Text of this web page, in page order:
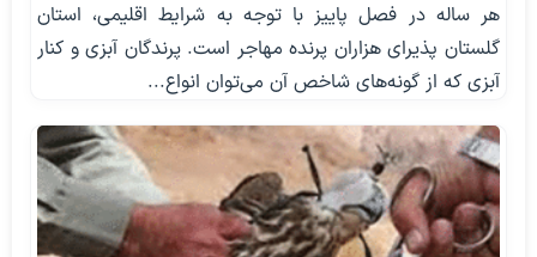
هر ساله در فصل پاییز با توجه به شرایط اقلیمی، استان
گلستان پذیرای هزاران پرنده مهاجر است. پرندگان آبزی و کنار
آبزی که از گونه‌های شاخص آن می‌توان انواع...